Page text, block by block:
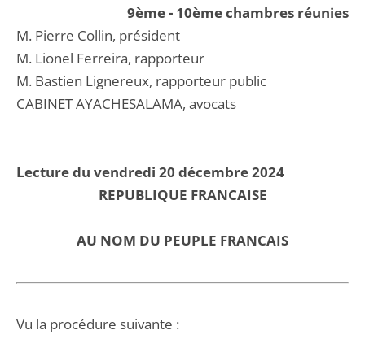
9ème - 10ème chambres réunies
M. Pierre Collin, président
M. Lionel Ferreira, rapporteur
M. Bastien Lignereux, rapporteur public
CABINET AYACHESALAMA, avocats
Lecture du vendredi 20 décembre 2024
REPUBLIQUE FRANCAISE
AU NOM DU PEUPLE FRANCAIS
Vu la procédure suivante :